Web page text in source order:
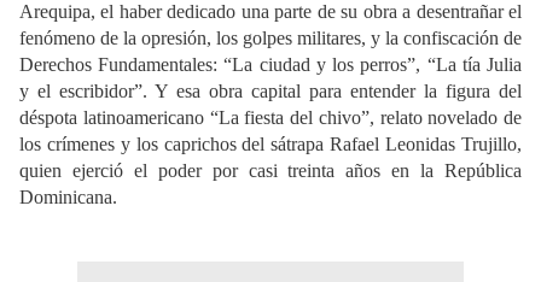
Arequipa, el haber dedicado una parte de su obra a desentrañar el
fenómeno de la opresión, los golpes militares, y la confiscación de
Derechos Fundamentales: “La ciudad y los perros”, “La tía Julia
y el escribidor”. Y esa obra capital para entender la figura del
déspota latinoamericano “La fiesta del chivo”, relato novelado de
los crímenes y los caprichos del sátrapa Rafael Leonidas Trujillo,
quien ejerció el poder por casi treinta años en la República
Dominicana.